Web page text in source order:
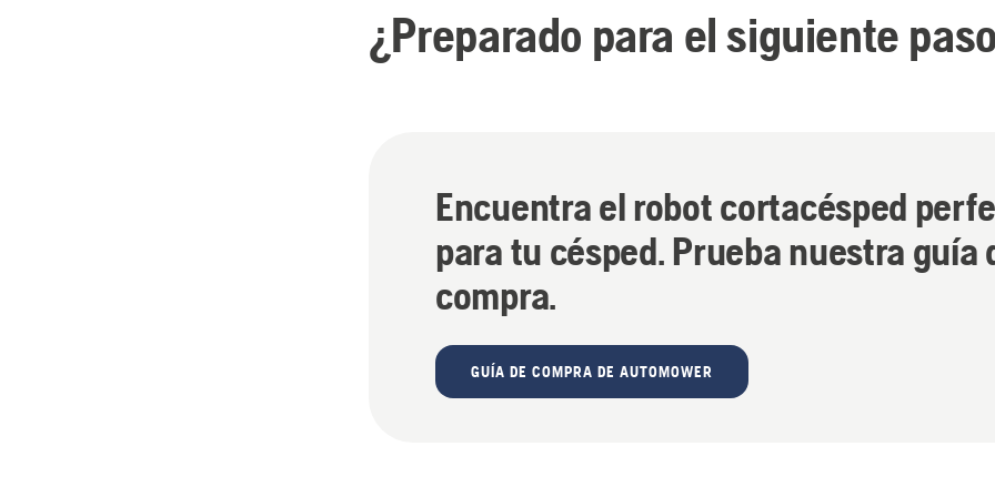
¿Preparado para el siguiente
Encuentra el robot cortacésped
para tu césped. Prueba nuestra guía
compra.
GUÍA DE COMPRA DE AUTOMOWER